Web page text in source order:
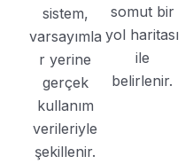
sistem,
varsayımla
r yerine
gerçek
kullanım
verileriyle
şekillenir.
somut bir
yol haritası
ile
belirlenir.